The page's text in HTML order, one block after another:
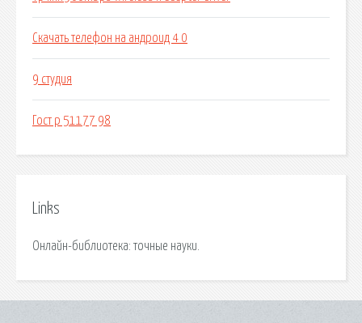
Скачать телефон на андроид 4 0
9 студия
Гост р 51177 98
Links
Онлайн-библиотека: точные науки.